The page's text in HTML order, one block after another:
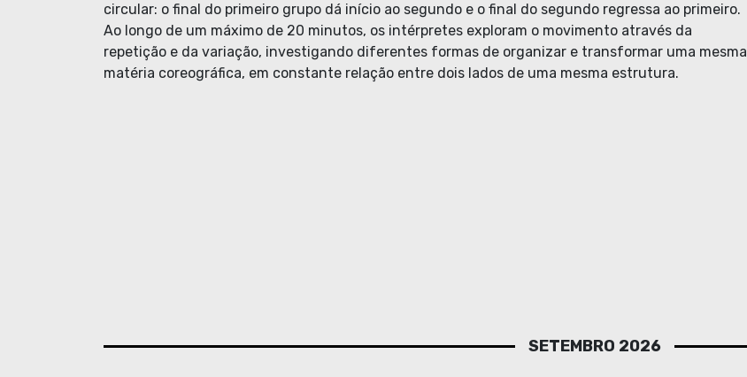
circular: o final do primeiro grupo dá início ao segundo e o final do segundo regressa ao primeiro.
Ao longo de um máximo de 20 minutos, os intérpretes exploram o movimento através da
repetição e da variação, investigando diferentes formas de organizar e transformar uma mesma
matéria coreográfica, em constante relação entre dois lados de uma mesma estrutura.
SETEMBRO 2026